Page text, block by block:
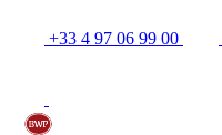
+33 4 97 06 99 00